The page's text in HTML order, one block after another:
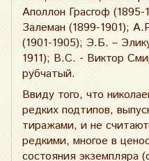
Аполлон Грасгоф
Залеман (1899-1901);
(1901-1905); Э.Б. –
1911); В.С. - Виктор
рубчатый.
Ввиду того, что
редких подтипов,
тиражами, и не
редкими, многое в
состояния экземпляра